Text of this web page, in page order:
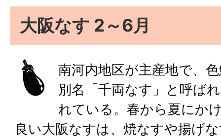
大阪なす 2～6月
南河内地区が主産地で、
別名「千両なす」と呼ば
れている。春から夏にか
良い大阪なすは、焼なすや揚げ